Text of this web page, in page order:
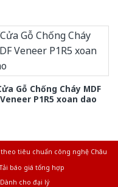
Gỗ Chống Cháy MDF
Veneer P1R5 xoan dao
tiêu chuẩn công nghệ Châu
báo giá tổng hợp
Dành cho đại lý